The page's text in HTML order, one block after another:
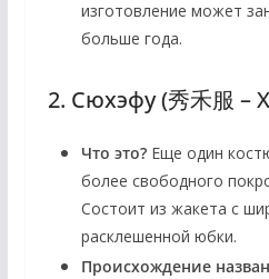
изготовление может
больше года.
2. Сюхэфу (秀禾服 –
Что это?Еще один
более свободного
Состоит из жакета с
расклешенной юбки.
Происхождение